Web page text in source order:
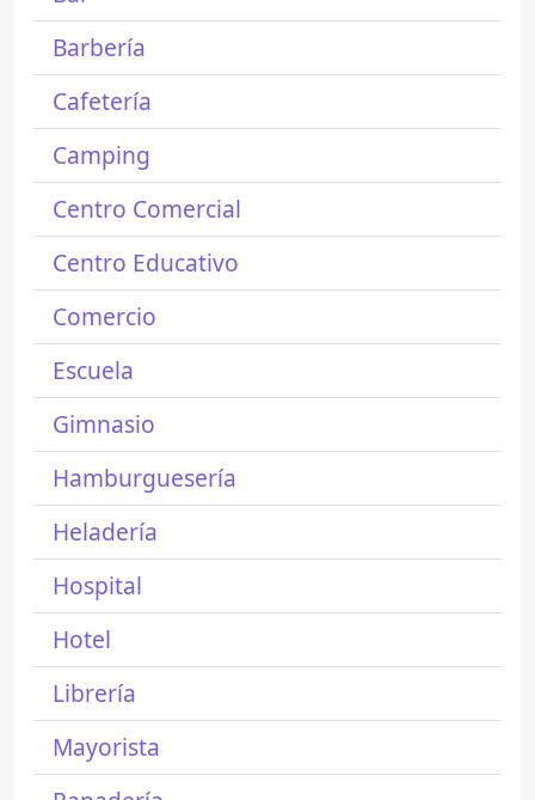
Barbería
Cafetería
Camping
Centro Comercial
Centro Educativo
Comercio
Escuela
Gimnasio
Hamburguesería
Heladería
Hospital
Hotel
Librería
Mayorista